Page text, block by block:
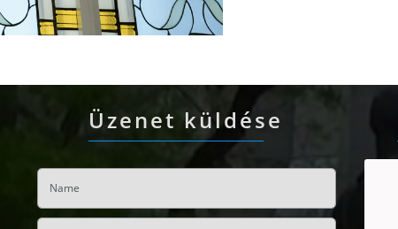
Üzenet küldése